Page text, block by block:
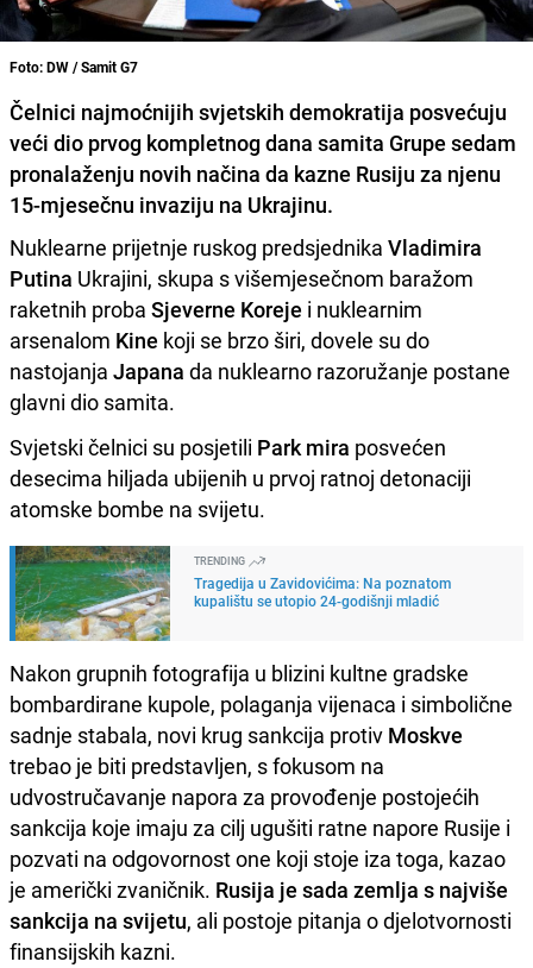
Foto: DW / Samit G7
Čelnici najmoćnijih svjetskih demokratija posvećuju
veći dio prvog kompletnog dana samita Grupe sedam
pronalaženju novih načina da kazne Rusiju za njenu
15-mjesečnu invaziju na Ukrajinu.
Nuklearne prijetnje ruskog predsjednika Vladimira
Putina Ukrajini, skupa s višemjesečnom baražom
raketnih proba Sjeverne Koreje i nuklearnim
arsenalom Kine koji se brzo širi, dovele su do
nastojanja Japana da nuklearno razoružanje postane
glavni dio samita.
Svjetski čelnici su posjetili Park mira posvećen
desecima hiljada ubijenih u prvoj ratnoj detonaciji
atomske bombe na svijetu.
TRENDING
Tragedija u Zavidovićima: Na poznatom
kupalištu se utopio 24-godišnji mladić
Nakon grupnih fotografija u blizini kultne gradske
bombardirane kupole, polaganja vijenaca i simbolične
sadnje stabala, novi krug sankcija protiv Moskve
trebao je biti predstavljen, s fokusom na
udvostručavanje napora za provođenje postojećih
sankcija koje imaju za cilj ugušiti ratne napore Rusije i
pozvati na odgovornost one koji stoje iza toga, kazao
je američki zvaničnik. Rusija je sada zemlja s najviše
sankcija na svijetu, ali postoje pitanja o djelotvornosti
finansijskih kazni.